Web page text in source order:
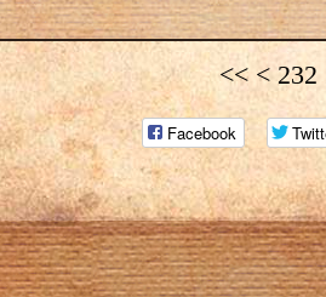
<< < 232
Facebook